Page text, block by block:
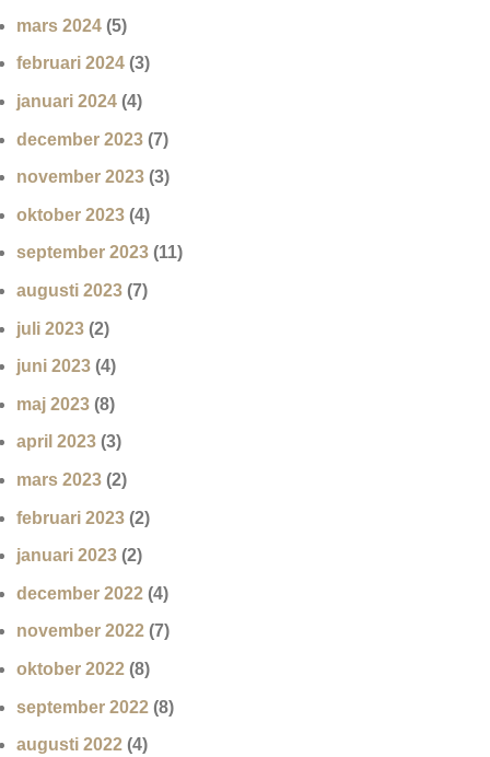
mars 2024 (5)
februari 2024 (3)
januari 2024 (4)
december 2023 (7)
november 2023 (3)
oktober 2023 (4)
september 2023 (11)
augusti 2023 (7)
juli 2023 (2)
juni 2023 (4)
maj 2023 (8)
april 2023 (3)
mars 2023 (2)
februari 2023 (2)
januari 2023 (2)
december 2022 (4)
november 2022 (7)
oktober 2022 (8)
september 2022 (8)
augusti 2022 (4)